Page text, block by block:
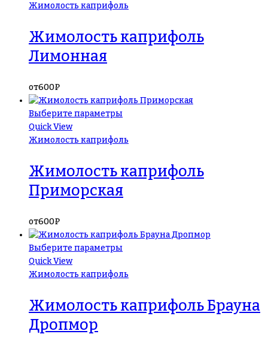
Жимолость каприфоль
Жимолость каприфоль
Лимонная
от600₽
Выберите параметры
Quick View
Жимолость каприфоль
Жимолость каприфоль
Приморская
от600₽
Выберите параметры
Quick View
Жимолость каприфоль
Жимолость каприфоль Брауна
Дропмор